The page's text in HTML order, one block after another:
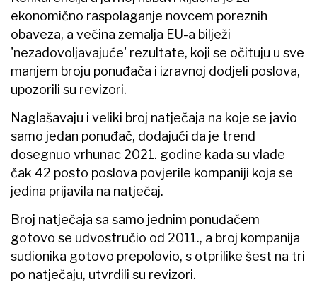
ekonomično raspolaganje novcem poreznih
obaveza, a većina zemalja EU-a bilježi
'nezadovoljavajuće' rezultate, koji se očituju u sve
manjem broju ponuđača i izravnoj dodjeli poslova,
upozorili su revizori.
Naglašavaju i veliki broj natječaja na koje se javio
samo jedan ponuđač, dodajući da je trend
dosegnuo vrhunac 2021. godine kada su vlade
čak 42 posto poslova povjerile kompaniji koja se
jedina prijavila na natječaj.
Broj natječaja sa samo jednim ponuđačem
gotovo se udvostručio od 2011., a broj kompanija
sudionika gotovo prepolovio, s otprilike šest na tri
po natječaju, utvrdili su revizori.